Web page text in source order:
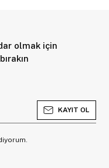
olmak için
KAYIT OL